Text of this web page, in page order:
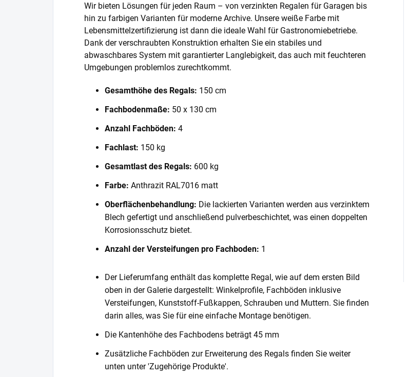
Wir bieten Lösungen für jeden Raum – von verzinkten Regalen für Garagen bis
hin zu farbigen Varianten für moderne Archive. Unsere weiße Farbe mit
Lebensmittelzertifizierung ist dann die ideale Wahl für Gastronomiebetriebe.
Dank der verschraubten Konstruktion erhalten Sie ein stabiles und
abwaschbares System mit garantierter Langlebigkeit, das auch mit feuchteren
Umgebungen problemlos zurechtkommt.
Gesamthöhe des Regals: 150 cm
Fachbodenmaße: 50 x 130 cm
Anzahl Fachböden: 4
Fachlast: 150 kg
Gesamtlast des Regals: 600 kg
Farbe: Anthrazit RAL7016 matt
Oberflächenbehandlung: Die lackierten Varianten werden aus verzinktem
Blech gefertigt und anschließend pulverbeschichtet, was einen doppelten
Korrosionsschutz bietet.
Anzahl der Versteifungen pro Fachboden: 1
Der Lieferumfang enthält das komplette Regal, wie auf dem ersten Bild
oben in der Galerie dargestellt: Winkelprofile, Fachböden inklusive
Versteifungen, Kunststoff-Fußkappen, Schrauben und Muttern. Sie finden
darin alles, was Sie für eine einfache Montage benötigen.
Die Kantenhöhe des Fachbodens beträgt 45 mm
Zusätzliche Fachböden zur Erweiterung des Regals finden Sie weiter
unten unter 'Zugehörige Produkte'.